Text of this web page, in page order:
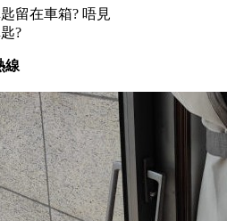
留在車箱? 唔見
?
線